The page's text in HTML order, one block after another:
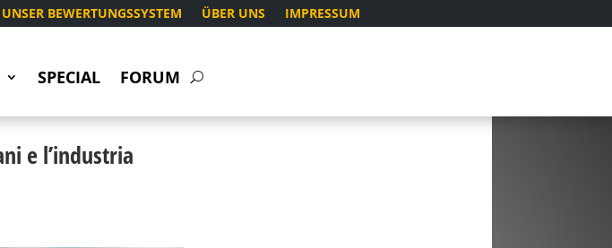
UNSER BEWERTUNGSSYSTEM ÜBER UNS IMPRESSUM
SPECIAL FORUM
e l’industria